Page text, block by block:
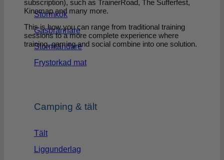
Stormkök
Gasbrännare
Stormtändare
Frystorkad mat
Camping & tält
Tält
Liggunderlag
subscription), such as TrainerRoad, The Sufferfest,
Kinomap and many more.
This is how you can range from traditional training
sessions to a more complete experience where
training, gaming and social combine into one solution.